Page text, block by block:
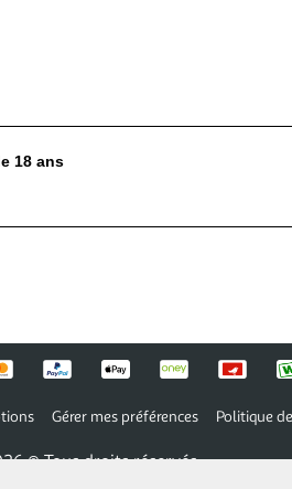
18 ans
Gérer mes préférences Politique
© Tous droits réservés